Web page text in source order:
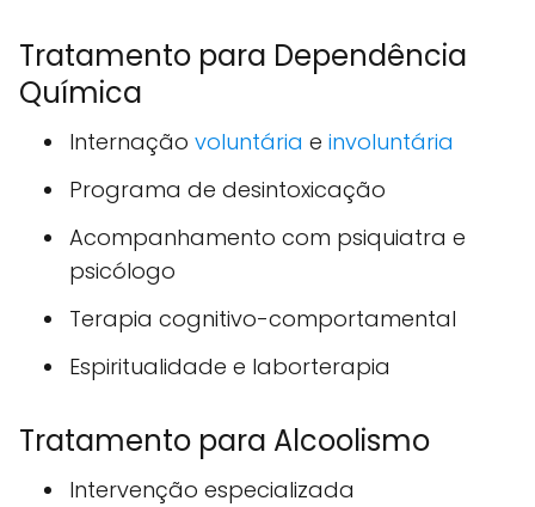
Tratamento para Dependência
Química
Internação voluntária e involuntária
Programa de desintoxicação
Acompanhamento com psiquiatra e
psicólogo
Terapia cognitivo-comportamental
Espiritualidade e laborterapia
Tratamento para Alcoolismo
Intervenção especializada